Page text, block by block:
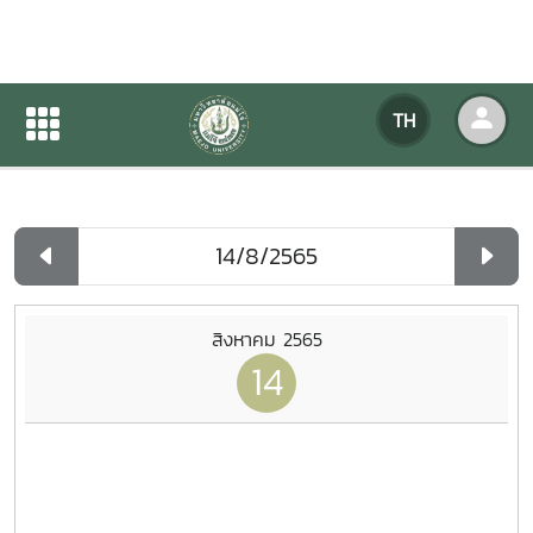
TH
ปฏิทินกิจกรรมของหน่วยงาน
ปฏิทินกิจกรรมของหน่วยงาน
สิงหาคม 2565
14